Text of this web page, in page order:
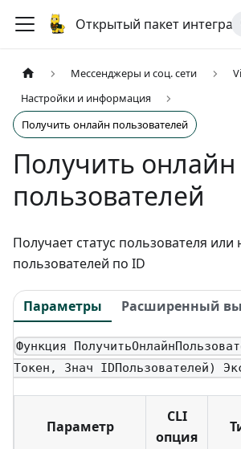
Открытый пакет
Мессенджеры и соц. сети
Настройки и информация
Получить онлайн пользователей
Получить онлайн
пользователей
Получает статус пользователя или
пользователей по ID
Параметры Расширенный
Функция
Токен, Знач IDПользователей)
Параметр
CLI
опция